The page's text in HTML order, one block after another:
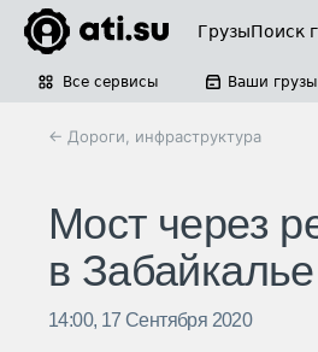
ГрузыПоиск
Все сервисы Ваши грузы
← Дороги, инфраструктура
Мост через
в
14:00, 17 Сентября 2020